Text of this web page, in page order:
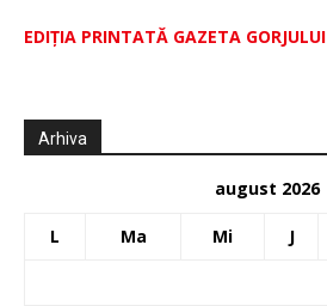
EDIŢIA PRINTATĂ GAZETA GORJULUI
Arhiva
august 2026
L Ma Mi J